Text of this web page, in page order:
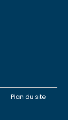
Plan du site